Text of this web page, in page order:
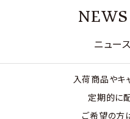
ニュー
入荷商品やキ
定期的に
ご希望の方